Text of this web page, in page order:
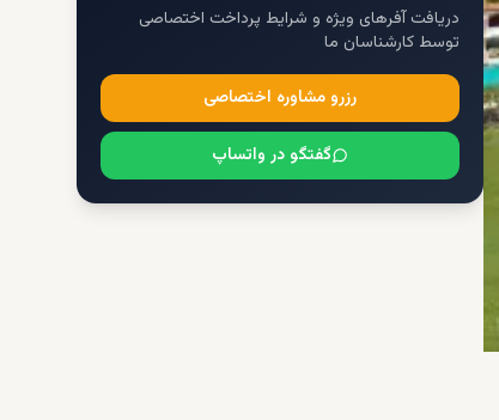
دریافت آفرهای ویژه و شرایط پرداخت اختصاصی
توسط کارشناسان ما
رزرو مشاوره اختصاصی
گفتگو در واتساپ